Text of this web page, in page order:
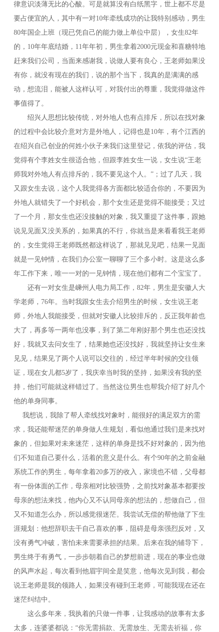
律意识淡薄无比的心酸。可是就算没有白纸黑字，世上都不尽是
要占便宜的人，其中有一对10年牵线成功的让我特别感动，男生
80年国企上班（现已凭自己的能力做上单位中层），女生82年
的，10年年底结婚，11年年初，男生拿着2000元现金和喜糖特地
赶来我们公司，当面来感谢我，说做人要有良心，王老师如果没
有你，就没有现在的我们，说的那个当下，我真的是满满的感
动，想流泪，能被人这样认可，对我付出的尊重，我觉得做这件
事值得了。
绍兴人思想比较传统，对外地人也有点排斥，所以在找对象
的过程中会比较介意对方是外地人，记得也是10年，有个江西的
在绍兴自己创业的何姓小伙子来我们这里登记，依我的评估，我
觉得有个李姓女生很适合他，但跟李姓女生一说，女生说“王老
师我对外地人有点排斥的，我不要见这个人。”；过了几天，我
又跟女生去说，这个人我觉得各方面都比较适合你的，不要因为
外地人就错失了一个好机会，那个女生还是觉得不能接受；又过
了一个月，那女生也还没接触的对象，我又重提了这件事，跟她
说见见面又没关系的，如果真的不行，你就当是来看看我王老师
的，女生觉得王老师既然都这样说了，那就见见吧，结果一见面
就是一见钟情，在我们办公室一聊聊了三个多小时。这是这么多
年工作下来，唯一一对的一见钟情，现在他们都有二个宝宝了。
还有一对女生是嵊州人电力局工作，82年，男生是安徽人大
学老师，76年。当时我跟女生去介绍男生的时候，女生说王老
师，外地人我能接受，但就对安徽人比较排斥的，反正我年龄也
大了，再多等一两年也没事，到了第二年刚好那个男生也还没找
好，我就又去问女生了，结果她也还没找好，我就坚持让女生来
见见，结果见了两个人说可以交往的，经过半年时候的交往领
证，现在女儿都5岁了，我庆幸当时我的坚持，如果没有我的坚
持，他们可能就这样错过了。当然这位男生也帮我介绍了好几个
他的单身同事。
我想说，我除了帮人牵线找对象时，能很好的满足双方的需
求，我还能帮迷茫的单身做人生规划，看似他通过我们是来找对
象的，但如果对未来迷茫，这样的单身是找不好对象的，因为他
们不知道自己要什么，活着的意义是什么。有个90年的之前金融
系统工作的男生，每年拿着20多万的收入，家境也不错，父母都
有一份体面的工作，母亲相对比较强势，之前找对象基本都要按
母亲的想法来找，他内心又不认同母亲的想法的，想做自己，但
又不知道怎么办，所以感觉很迷茫。我尝试无偿的帮他做了下生
涯规划：他想辞职去干自己喜欢的事，阻碍是母亲强烈反对，又
没有勇气冲破，害怕未来需要承担的结果。后来在我的辅导下，
男生终于有勇气，一步步朝着自己的梦想前进，现在的事业也做
的风声水起，每次看到他眉宇间全是笑意，他每次见到我，都会
说王老师是我的领路人，如果没有碰到王老师，可能我现在还在
迷茫纠结中。
这么多年来，我执着的只做一件事，让我感动的故事有太多
太多，连婆婆都说：“你无需捐款、无需放生、无需去祈福，你